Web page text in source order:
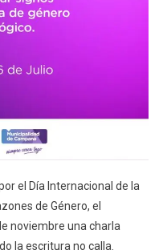
el Día Internacional de la
de Género, el
noviembre una charla
la escritura no calla.